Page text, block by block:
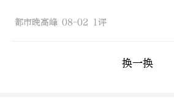
都市晚高峰 08-02 1评
换一换